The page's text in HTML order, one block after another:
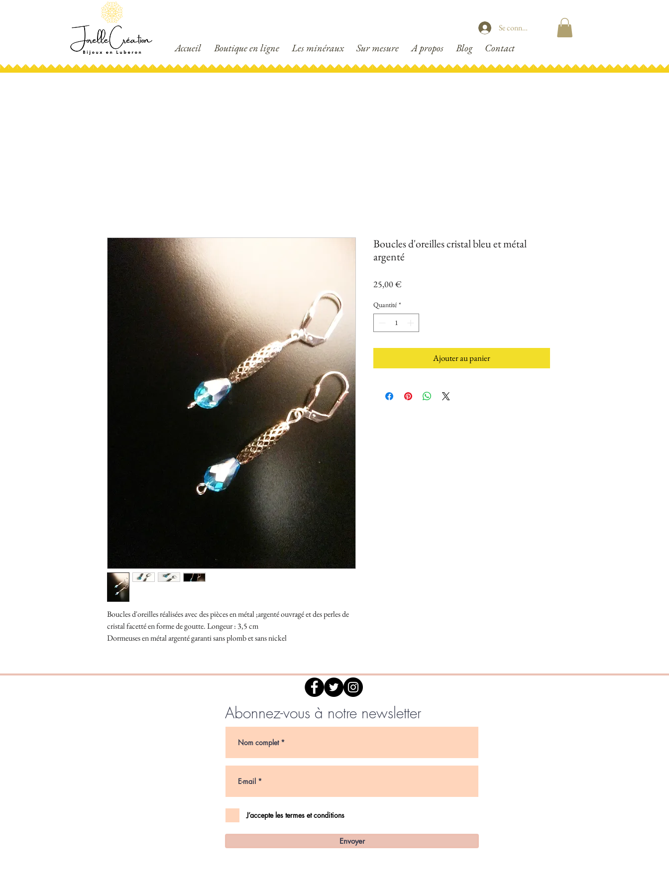
Accueil Boutique en ligne Les minéraux Sur mesure A propos Blog Contact
Se connecter
Boucles d'oreilles réalisées avec des pièces en métal ;argenté ouvragé et des perles de
cristal facetté en forme de goutte. Longeur : 3,5 cm
Dormeuses en métal argenté garanti sans plomb et sans nickel
Boucles d'oreilles cristal bleu et métal
argenté
25,00 €
Quantité *
Ajouter au panier
Abonnez-vous à notre newsletter
J’accepte les termes et conditions
Envoyer